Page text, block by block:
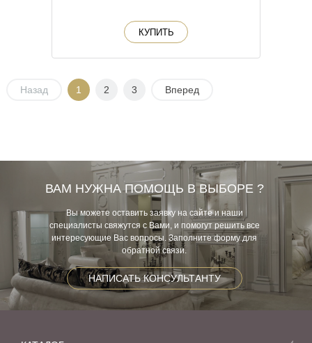
КУПИТЬ
Назад 1 2 3 Вперед
ВАМ НУЖНА ПОМОЩЬ В ВЫБОРЕ ?
Вы можете оставить заявку на сайте и наши
специалисты свяжутся с Вами, и помогут решить все
интересующие Вас вопросы. Заполните форму для
обратной связи.
НАПИСАТЬ КОНСУЛЬТАНТУ